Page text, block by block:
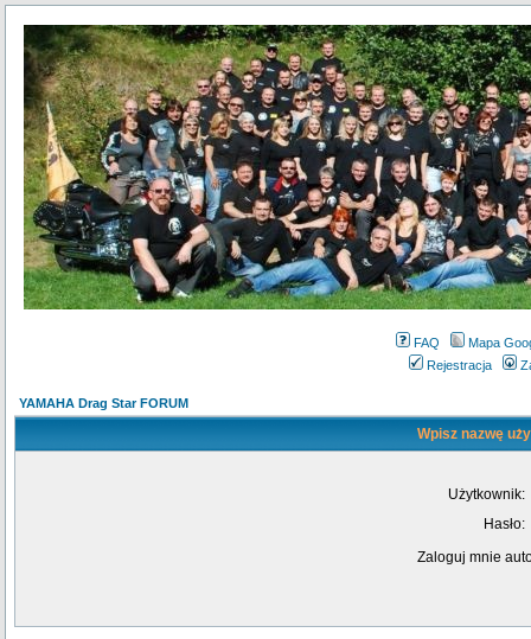
FAQ
Mapa
Rejestracja
YAMAHA Drag Star FORUM
Wpisz nazwę
Użytkownik:
Hasło:
Zaloguj mnie